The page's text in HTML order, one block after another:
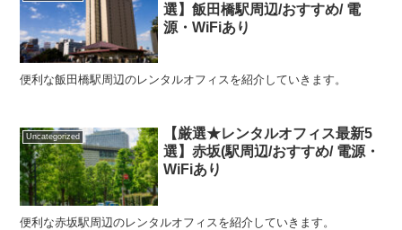
選】飯田橋駅周辺/おすすめ/ 電
源・WiFiあり
便利な飯田橋駅周辺のレンタルオフィスを紹介していきます。
Uncategorized
【厳選★レンタルオフィス最新5
選】赤坂(駅周辺/おすすめ/ 電源・
WiFiあり
便利な赤坂駅周辺のレンタルオフィスを紹介していきます。